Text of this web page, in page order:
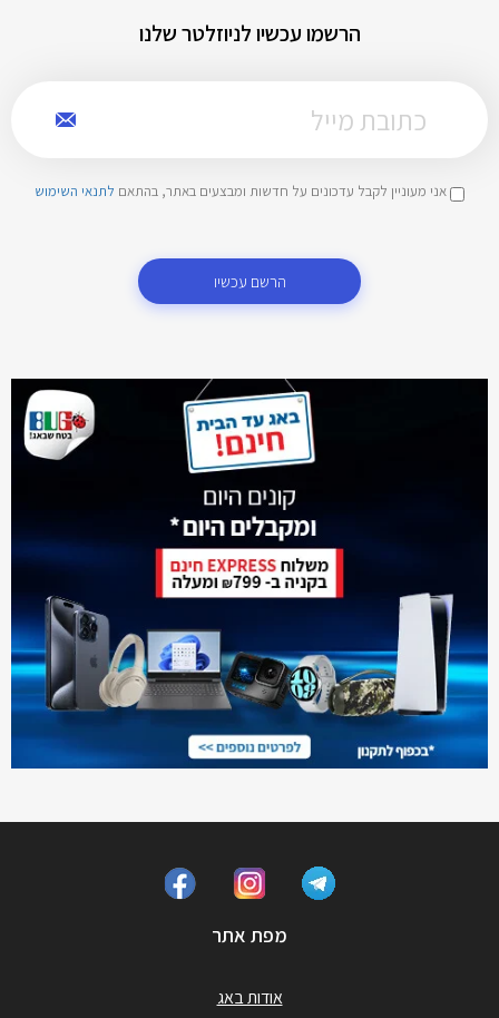
הרשמו עכשיו לניוזלטר שלנו
אני מעוניין לקבל עדכונים על חדשות ומבצעים באתר, בהתאם לתנאי השימוש
הרשם עכשיו
מפת אתר
אודות באג